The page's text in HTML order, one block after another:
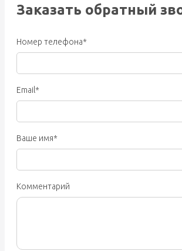
Заказать обратный
Номер телефона*
Email*
Ваше имя*
Комментарий